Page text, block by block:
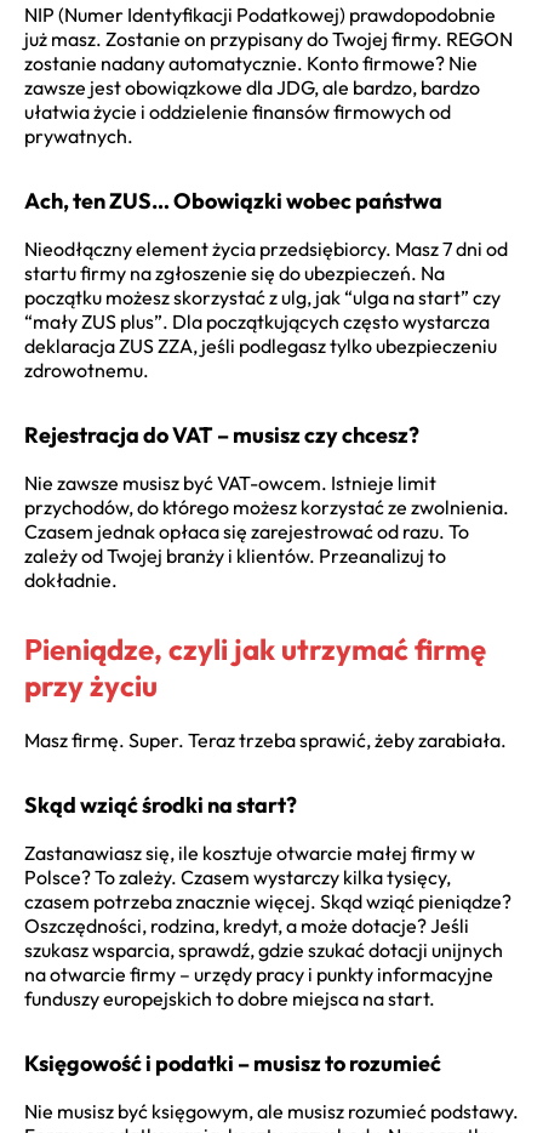
NIP (Numer Identyfikacji Podatkowej) prawdopodobnie
już masz. Zostanie on przypisany do Twojej firmy. REGON
zostanie nadany automatycznie. Konto firmowe? Nie
zawsze jest obowiązkowe dla JDG, ale bardzo, bardzo
ułatwia życie i oddzielenie finansów firmowych od
prywatnych.
Ach, ten ZUS… Obowiązki wobec państwa
Nieodłączny element życia przedsiębiorcy. Masz 7 dni od
startu firmy na zgłoszenie się do ubezpieczeń. Na
początku możesz skorzystać z ulg, jak “ulga na start” czy
“mały ZUS plus”. Dla początkujących często wystarcza
deklaracja ZUS ZZA, jeśli podlegasz tylko ubezpieczeniu
zdrowotnemu.
Rejestracja do VAT – musisz czy chcesz?
Nie zawsze musisz być VAT-owcem. Istnieje limit
przychodów, do którego możesz korzystać ze zwolnienia.
Czasem jednak opłaca się zarejestrować od razu. To
zależy od Twojej branży i klientów. Przeanalizuj to
dokładnie.
Pieniądze, czyli jak utrzymać firmę
przy życiu
Masz firmę. Super. Teraz trzeba sprawić, żeby zarabiała.
Skąd wziąć środki na start?
Zastanawiasz się, ile kosztuje otwarcie małej firmy w
Polsce? To zależy. Czasem wystarczy kilka tysięcy,
czasem potrzeba znacznie więcej. Skąd wziąć pieniądze?
Oszczędności, rodzina, kredyt, a może dotacje? Jeśli
szukasz wsparcia, sprawdź, gdzie szukać dotacji unijnych
na otwarcie firmy – urzędy pracy i punkty informacyjne
funduszy europejskich to dobre miejsca na start.
Księgowość i podatki – musisz to rozumieć
Nie musisz być księgowym, ale musisz rozumieć podstawy.